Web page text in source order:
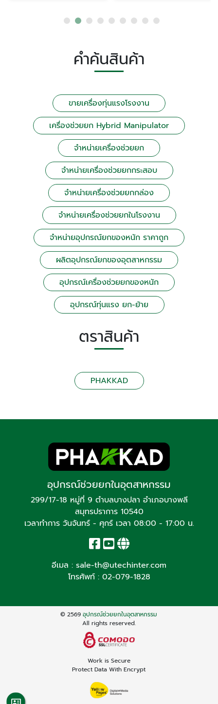
คำค้นสินค้า
ขายเครื่องทุ่นแรงโรงงาน
เครื่องช่วยยก Hybrid Manipulator
จำหน่ายเครื่องช่วยยก
จำหน่ายเครื่องช่วยยกกระสอบ
จำหน่ายเครื่องช่วยยกกล่อง
จำหน่ายเครื่องช่วยยกในโรงงาน
จำหน่ายอุปกรณ์ยกของหนัก ราคาถูก
ผลิตอุปกรณ์ยกของอุตสาหกรรม
อุปกรณ์เครื่องช่วยยกของหนัก
อุปกรณ์ทุ่นแรง ยก-ย้าย
ตราสินค้า
PHAKKAD
อุปกรณ์ช่วยยกในอุตสาหกรรม
299/17-18 หมู่ที่ 9 ตำบลบางปลา อำเภอบางพลี
สมุทรปราการ 10540
เวลาทำการ วันจันทร์ - ศุกร์ เวลา 08:00 - 17:00 น.
อีเมล : sale-th@utechinter.com
โทรศัพท์ : 02-079-1828
© 2569อุปกรณ์ช่วยยกในอุตสาหกรรม
All rights reserved.
Work is Secure
Protect Data With Encrypt